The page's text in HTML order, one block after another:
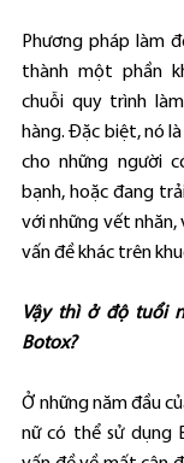
Phương pháp làm
thành một phần
chuỗi quy trình
hàng. Đặc biệt, nó
cho những người
bạnh, hoặc đang
với những vết nhăn,
vấn đề khác trên
Vậy thì ở độ tuổi
Botox?
Ở những năm đầu
nữ có thể sử dụng